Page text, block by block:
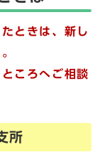
ときは、新し
ころへご相談
所